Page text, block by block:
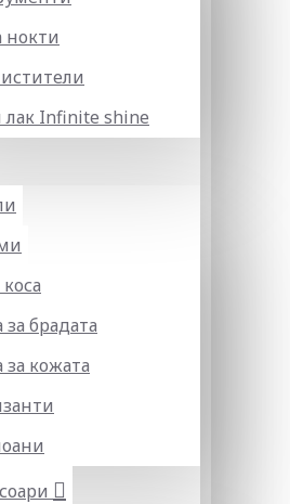
нокти
лак Infinite shine
брадата
кожата